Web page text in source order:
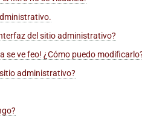
del sitio administrativo?
se ve feo! ¿Cómo puedo
administrativo?